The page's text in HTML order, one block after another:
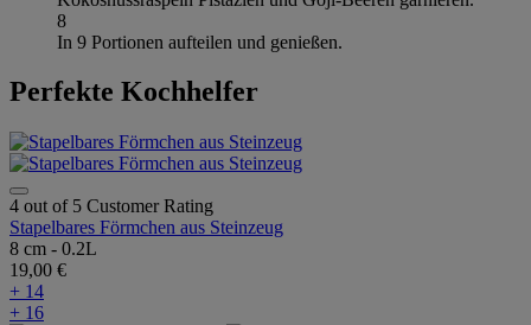
8
In 9 Portionen aufteilen und genießen.
Perfekte Kochhelfer
4 out of 5 Customer Rating
Stapelbares Förmchen aus Steinzeug
8 cm - 0.2L
19,00 €
+ 14
+ 16